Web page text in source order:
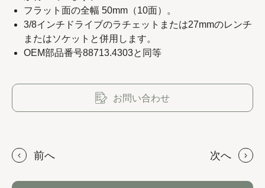
フラット面の全幅 50mm（10面）。
3/8インチドライブのラチェットまたは27mmのレンチ
またはソケットと併用します。
OEM部品番号88713.4303と同等
お問い合わせ
前へ 次へ